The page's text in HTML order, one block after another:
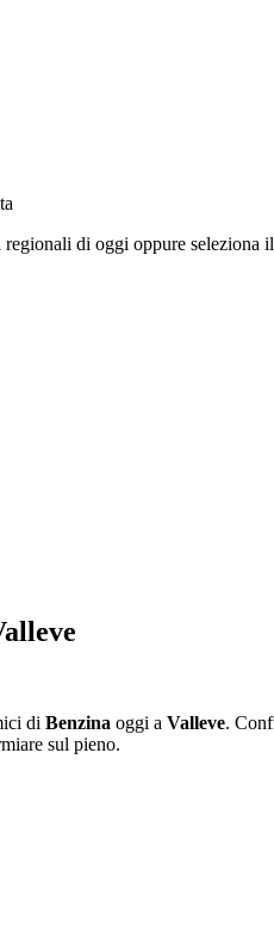
di oggi oppure seleziona
di Benzina oggi a Valleve.
sul pieno.